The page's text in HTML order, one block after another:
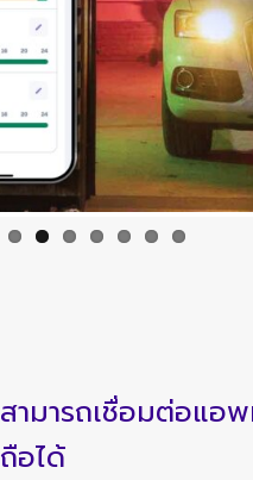
สามารถเชื่อมต่อแอ
ถือได้